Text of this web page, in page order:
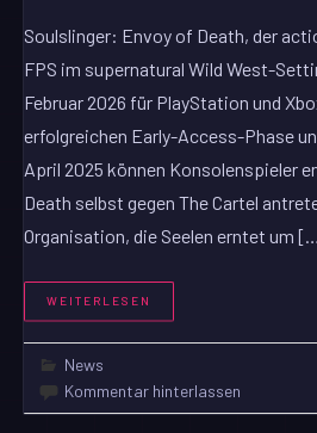
Soulslinger: Envoy of Death, der
FPS im supernatural Wild West-
Februar 2026 für PlayStation und
erfolgreichen Early-Access-Phase
April 2025 können Konsolenspieler
Death selbst gegen The Cartel
Organisation, die Seelen erntet um
WEITERLESEN
News
Kommentar hinterlassen